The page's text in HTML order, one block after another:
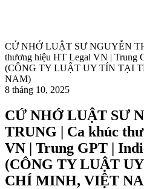
CỨ NHỚ LUẬT SƯ NGUYỄN
thương hiệu HT Legal VN | Trung
(CÔNG TY LUẬT UY TÍN TẠI
NAM)
8 tháng 10, 2025
CỨ NHỚ LUẬT SƯ
TRUNG | Ca khúc
VN | Trung GPT |
(CÔNG TY LUẬT
CHÍ MINH, VIỆT